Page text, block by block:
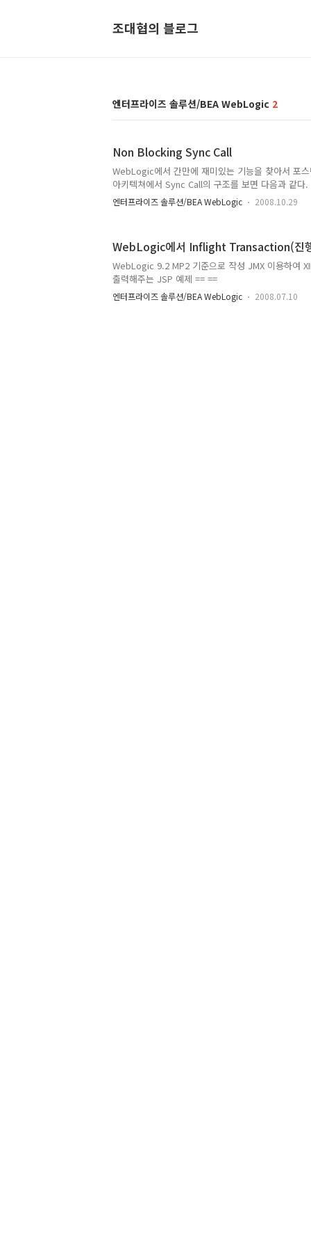
조대협의 블로그
엔터프라이즈 솔루션/BEA WebLogic 2
Non Blocking Sync Call
WebLogic에서 간만에 재미있는 기능을 찾아서 포
아키텍쳐에서 Sync Call의 구조를 보면 다음과 같
Thread가 그 request를 받아서 Backend의
다린다. 응답이 오면 Client에게 그 응답을 전달하는
고 단지 기다리기만 한다. 즉 하는 일없이 Thread만
약에 Component에서의 처리시간이 오래 걸리게
held 되는 시간이 늘..
엔터프라이즈 솔루션/BEA WebLogic 2008.10.29
WebLogic에서 Inflight Transaction(진
WebLogic 9.2 MP2 기준으로 작성 JMX 이용하여
출력해주는 JSP 예제 == ==
엔터프라이즈 솔루션/BEA WebLogic 2008.07.10